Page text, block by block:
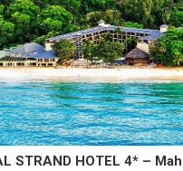
datum polaska na putovanje
datum povratka sa
STRAND HOTEL 4* –